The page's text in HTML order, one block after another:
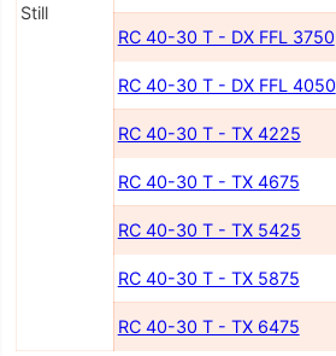
Still
RC 40-30 T - DX FFL 3750
RC 40-30 T - DX FFL 4050
RC 40-30 T - TX 4225
RC 40-30 T - TX 4675
RC 40-30 T - TX 5425
RC 40-30 T - TX 5875
RC 40-30 T - TX 6475